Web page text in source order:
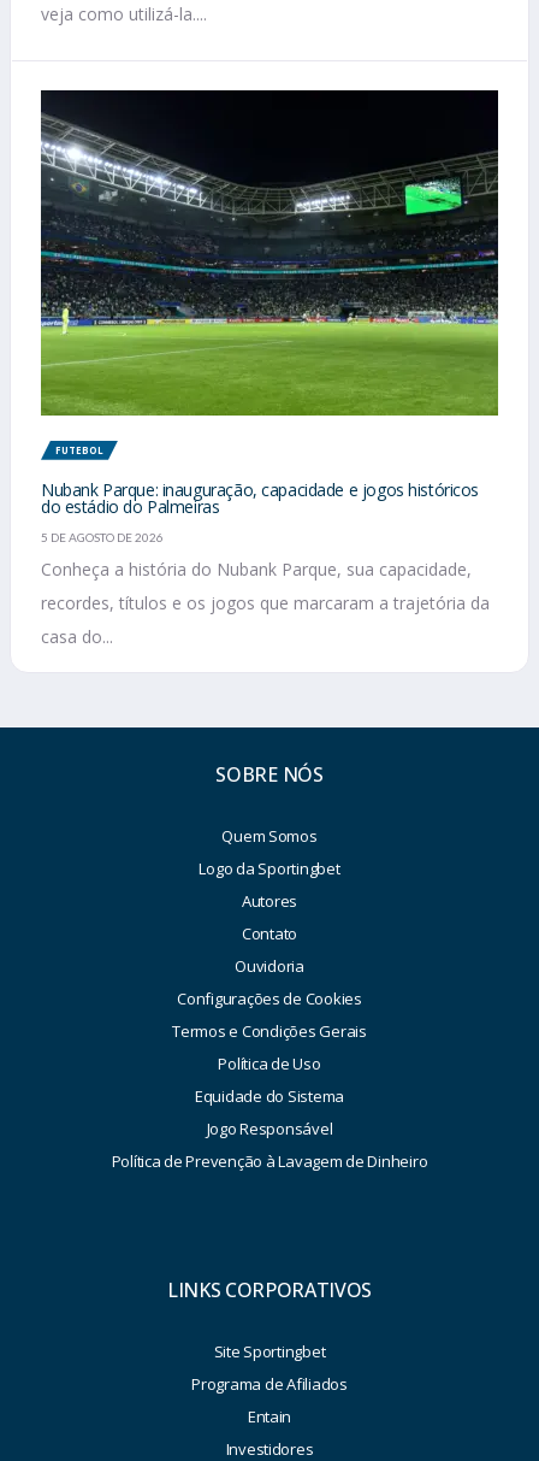
veja como utilizá-la....
FUTEBOL
Nubank Parque: inauguração, capacidade e jogos históricos
do estádio do Palmeiras
5 DE AGOSTO DE 2026
Conheça a história do Nubank Parque, sua capacidade,
recordes, títulos e os jogos que marcaram a trajetória da
casa do...
SOBRE NÓS
Quem Somos
Logo da Sportingbet
Autores
Contato
Ouvidoria
Configurações de Cookies
Termos e Condições Gerais
Política de Uso
Equidade do Sistema
Jogo Responsável
Política de Prevenção à Lavagem de Dinheiro
LINKS CORPORATIVOS
Site Sportingbet
Programa de Afiliados
Entain
Investidores